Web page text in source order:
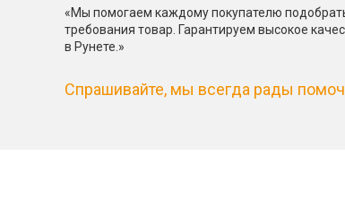
«Мы помогаем каждому покупателю
требования товар. Гарантируем высокое
в Рунете.»
Спрашивайте, мы всегда рады